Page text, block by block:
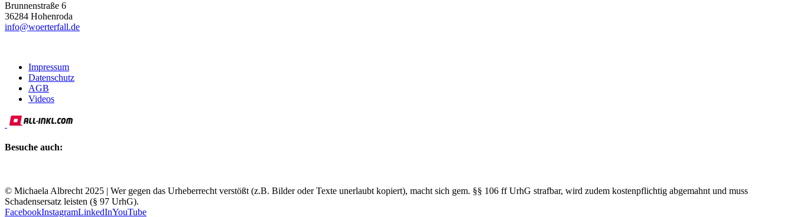
Brunnenstraße 6
36284 Hohenroda
info@woerterfall.de
Impressum
Datenschutz
AGB
Videos
Besuche auch:
© Michaela Albrecht 2025 | Wer gegen das Urheberrecht verstößt (z.B. Bilder oder Texte unerlaubt kopiert), macht sich gem. §§ 106 ff UrhG strafbar, wird zudem kostenpflichtig abgemahnt und muss
Schadensersatz leisten (§ 97 UrhG).
FacebookInstagramLinkedInYouTube